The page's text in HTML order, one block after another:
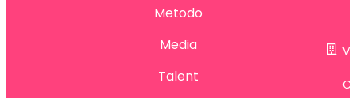
Metodo
Media
Talent